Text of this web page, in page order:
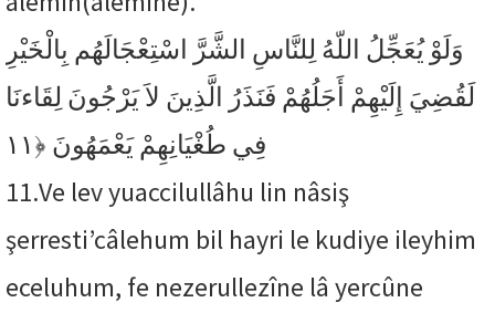
وَلَوْ يُعَجِّلُ اللّهُ لِلنَّاسِ الشَّرَّ اسْتِعْجَالَهُم بِالْخَيْرِ
لَقُضِيَ إِلَيْهِمْ أَجَلُهُمْ فَنَذَرُ الَّذِينَ لاَ يَرْجُونَ لِقَاءنَا
فِي طُغْيَانِهِمْ يَعْمَهُونَ ﴿١١
11.Ve lev yuaccilullâhu lin nâsiş
şerresti’câlehum bil hayri le kudiye ileyhim
eceluhum, fe nezerullezîne lâ yercûne